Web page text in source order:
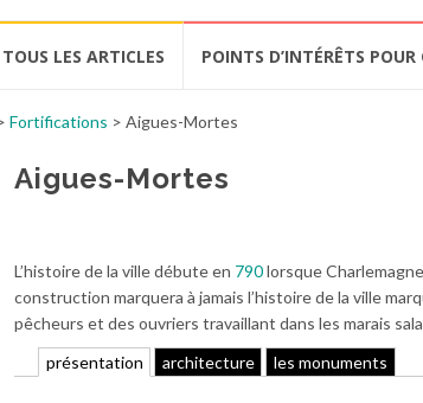
TOUS LES ARTICLES POINTS D’INTÉRÊTS POUR
Fortifications > Aigues-Mortes
Aigues-Mortes
L’histoire de la ville débute en 790lorsque
construction marquera à jamais l’histoire de la ville
pêcheurs et des ouvriers travaillant dans les marais
présentation
architecture les monuments